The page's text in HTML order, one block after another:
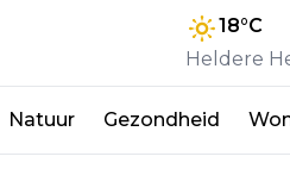
18°C
Heldere
Natuur Gezondheid